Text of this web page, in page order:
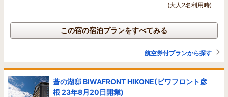
(大人2名利用時)
この宿の宿泊プランをすべてみる
航空券付プランから探す
蒼の湖邸 BIWAFRONT HIKONE(ビワフロント彦
根 23年8月20日開業)